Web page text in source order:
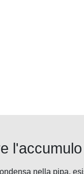
nella pipa,